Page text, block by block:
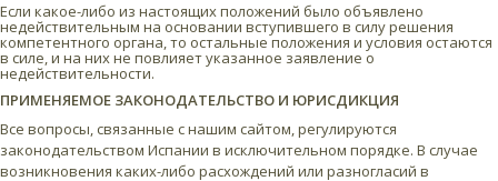
Если какое-либо из настоящих положений было объявлено
недействительным на основании вступившего в силу решения
компетентного органа, то остальные положения и условия остаются
в силе, и на них не повлияет указанное заявление о
недействительности.
ПРИМЕНЯЕМОЕ ЗАКОНОДАТЕЛЬСТВО И ЮРИСДИКЦИЯ
Все вопросы, связанные с нашим сайтом, регулируются
законодательством Испании в исключительном порядке. В случае
возникновения каких-либо расхождений или разногласий в